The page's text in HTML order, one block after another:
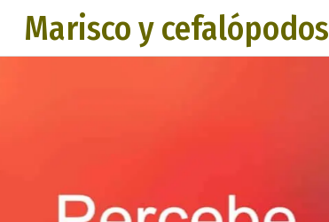
Marisco y cefalópodos